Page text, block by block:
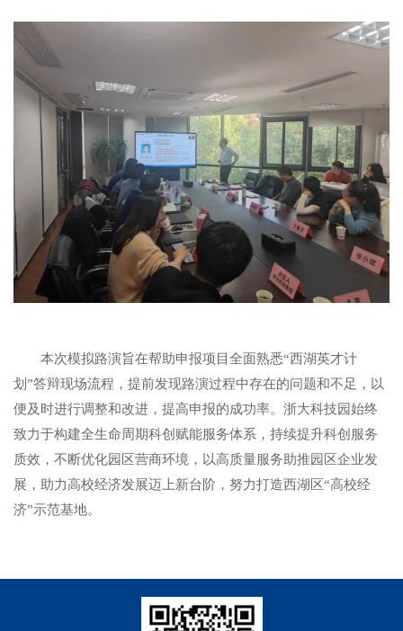
本次模拟路演旨在帮助申报项目全面熟悉“西湖英才计
划”答辩现场流程，提前发现路演过程中存在的问题和不足，以
便及时进行调整和改进，提高申报的成功率。浙大科技园始终
致力于构建全生命周期科创赋能服务体系，持续提升科创服务
质效，不断优化园区营商环境，以高质量服务助推园区企业发
展，助力高校经济发展迈上新台阶，努力打造西湖区“高校经
济”示范基地。